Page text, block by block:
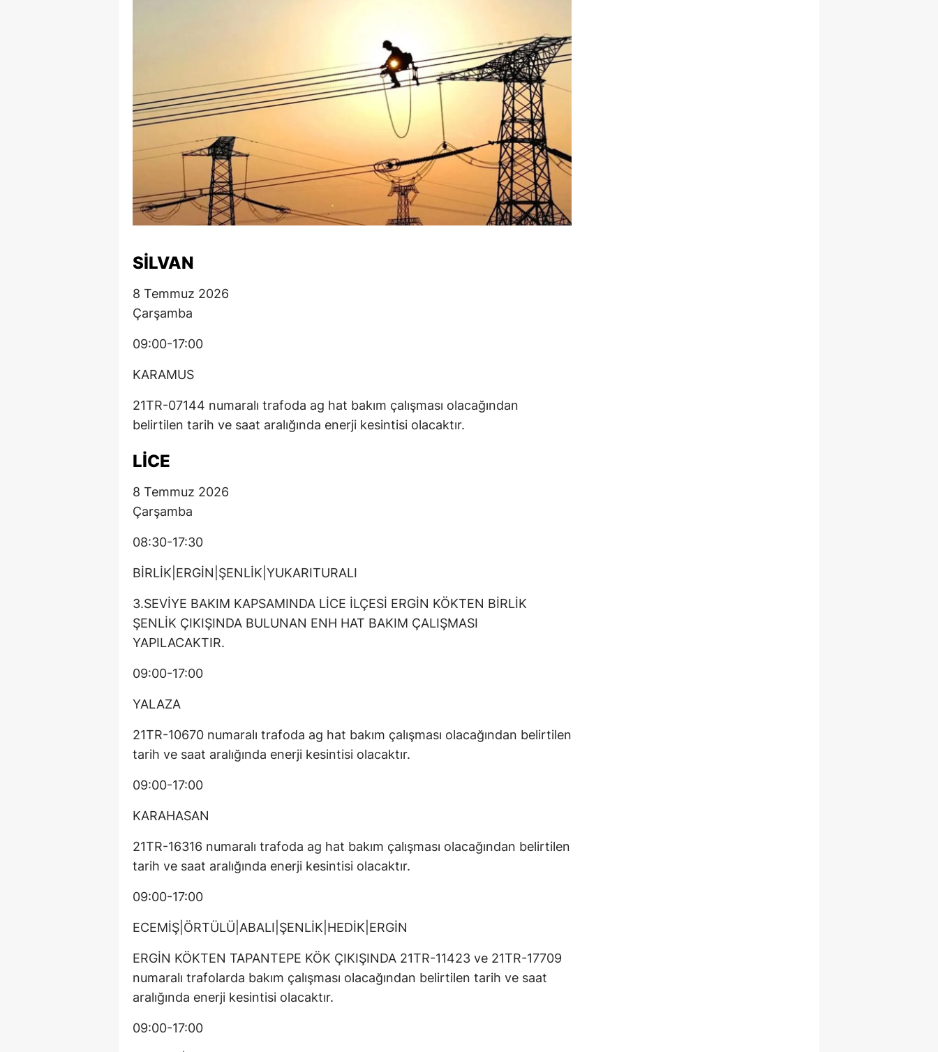
SİLVAN
8 Temmuz 2026
Çarşamba
09:00-17:00
KARAMUS
21TR-07144 numaralı trafoda ag hat bakım çalışması olacağından
belirtilen tarih ve saat aralığında enerji kesintisi olacaktır.
LİCE
8 Temmuz 2026
Çarşamba
08:30-17:30
BİRLİK|ERGİN|ŞENLİK|YUKARITURALI
3.SEVİYE BAKIM KAPSAMINDA LİCE İLÇESİ ERGİN KÖKTEN BİRLİK
ŞENLİK ÇIKIŞINDA BULUNAN ENH HAT BAKIM ÇALIŞMASI
YAPILACAKTIR.
09:00-17:00
YALAZA
21TR-10670 numaralı trafoda ag hat bakım çalışması olacağından belirtilen
tarih ve saat aralığında enerji kesintisi olacaktır.
09:00-17:00
KARAHASAN
21TR-16316 numaralı trafoda ag hat bakım çalışması olacağından belirtilen
tarih ve saat aralığında enerji kesintisi olacaktır.
09:00-17:00
ECEMİŞ|ÖRTÜLÜ|ABALI|ŞENLİK|HEDİK|ERGİN
ERGİN KÖKTEN TAPANTEPE KÖK ÇIKIŞINDA 21TR-11423 ve 21TR-17709
numaralı trafolarda bakım çalışması olacağından belirtilen tarih ve saat
aralığında enerji kesintisi olacaktır.
09:00-17:00